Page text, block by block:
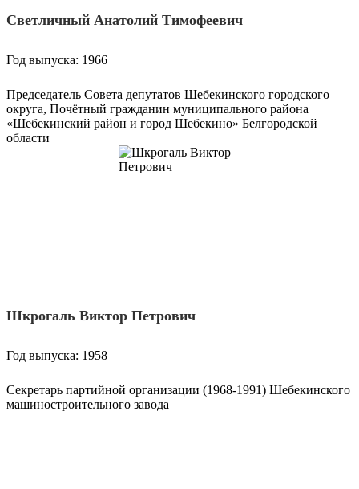
Светличный Анатолий Тимофеевич
Год выпуска: 1966
Председатель Совета депутатов Шебекинского городского
округа, Почётный гражданин муниципального района
«Шебекинский район и город Шебекино» Белгородской
области
Шкрогаль Виктор Петрович
Год выпуска: 1958
Секретарь партийной организации (1968-1991) Шебекинского
машиностроительного завода